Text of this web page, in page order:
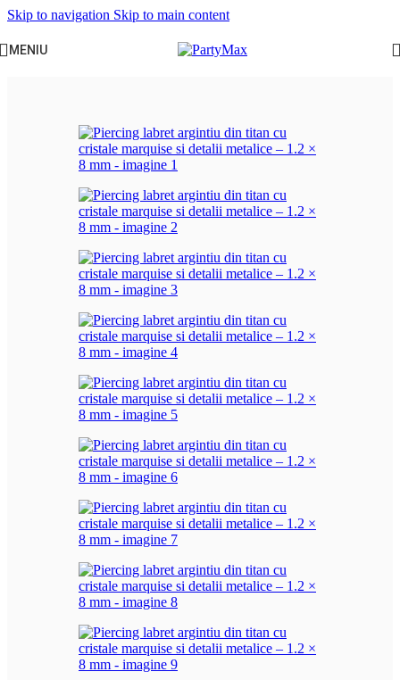
Skip to navigation Skip to main content
MENIU